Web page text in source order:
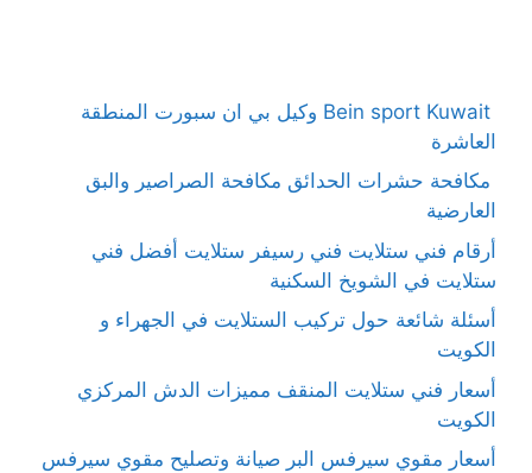
Bein sport Kuwait وكيل بي ان سبورت المنطقة
العاشرة
مكافحة حشرات الحدائق مكافحة الصراصير والبق
العارضية
أرقام فني ستلايت فني رسيفر ستلايت أفضل فني
ستلايت في الشويخ السكنية
أسئلة شائعة حول تركيب الستلايت في الجهراء و
الكويت
أسعار فني ستلايت المنقف مميزات الدش المركزي
الكويت
أسعار مقوي سيرفس البر صيانة وتصليح مقوي سيرفس